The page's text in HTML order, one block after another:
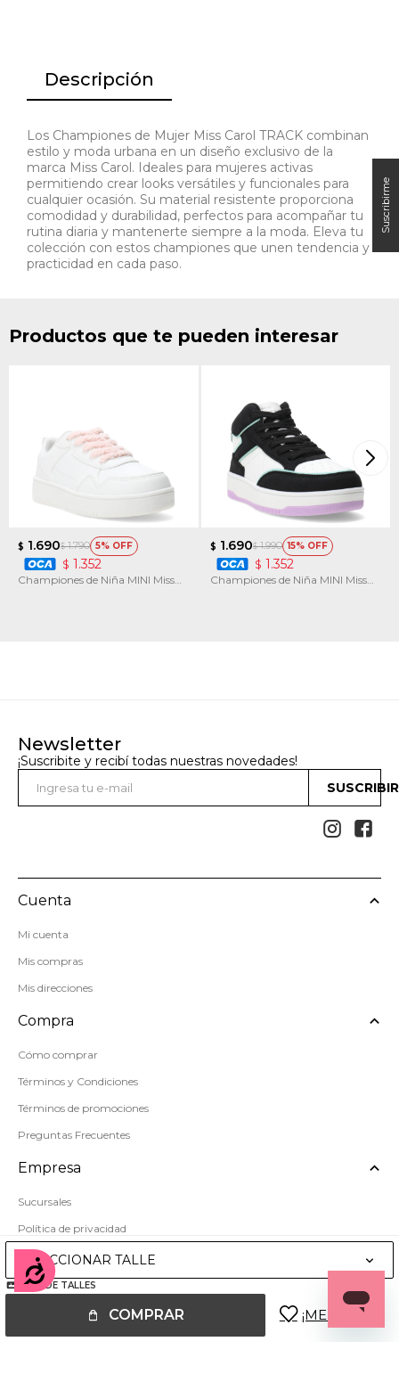
Accesibilidad
SELECCIONAR TALLE
GUÍA DE TALLES
COMPRAR
Descripción
Los Championes de Mujer Miss Carol TRACK combinan
estilo y moda urbana en un diseño exclusivo de la
marca Miss Carol. Ideales para mujeres activas
permitiendo crear looks versátiles y funcionales para
cualquier ocasión. Su material resistente proporciona
comodidad y durabilidad, perfectos para acompañar tu
rutina diaria y mantenerte siempre a la moda. Eleva tu
colección con estos championes que unen tendencia y
practicidad en cada paso.
Productos que te pueden interesar
$ 1.690$ 1.790 5
$ 1.352
Championes de Niña MINI Miss
$ 1.690$ 1.990 15
$ 1.352
Championes de Niña MINI Miss
Newsletter
¡Suscribite y recibí todas nuestras novedades!
 
Cuenta
Mi cuenta
Mis compras
Mis direcciones
Compra
Cómo comprar
Términos y Condiciones
Términos de promociones
Preguntas Frecuentes
Empresa
Sucursales
Política de privacidad
Mapa del sitio